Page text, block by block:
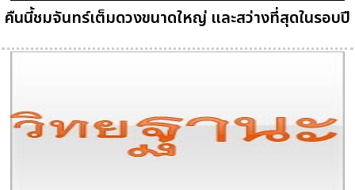
คืนนี้ชมจันทร์เต็มดวงขนาดใหญ่ และสว่างที่สุดในรอบปี